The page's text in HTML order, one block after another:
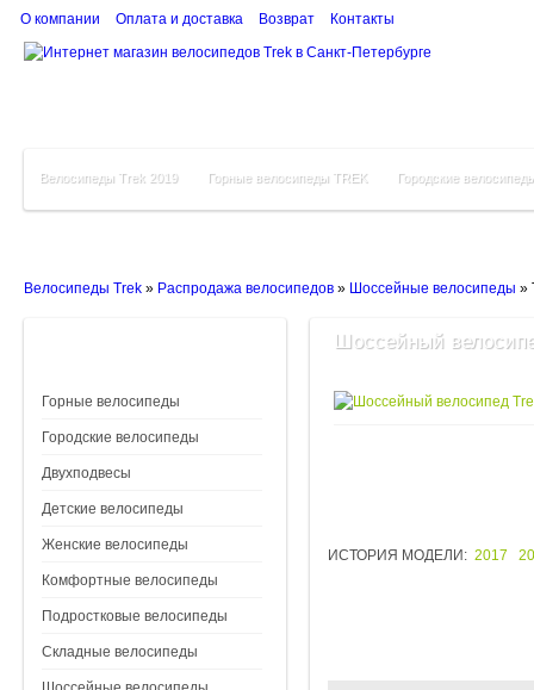
О компании Оплата и доставка Возврат Контакты
Велосипеды Trek 2019 Горные велосипеды TREK Городские
Велосипеды Trek » Распродажа велосипедов » Шоссейные велосипеды »
Горные велосипеды
Городские велосипеды
Двухподвесы
Детские велосипеды
Женские велосипеды
Комфортные велосипеды
Подростковые велосипеды
Складные велосипеды
Шоссейный
ИСТОРИЯ МОДЕЛИ: 2017